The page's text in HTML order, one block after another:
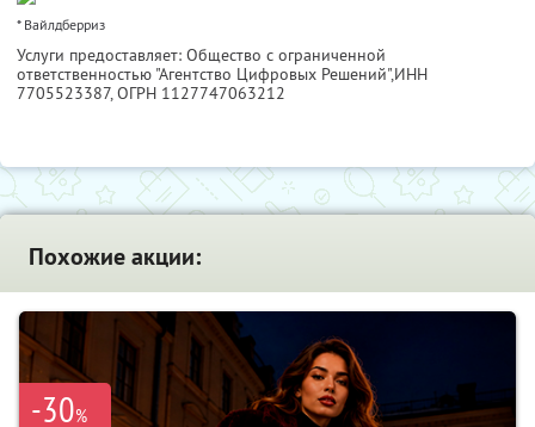
* Вайлдберриз
Услуги предоставляет: Общество с ограниченной
ответственностью "Агентство Цифровых Решений",ИНН
7705523387, ОГРН 1127747063212
Похожие акции:
-30%